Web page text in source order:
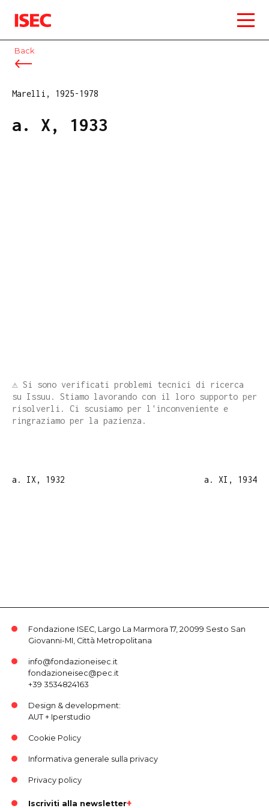
ISEC
Back
Marelli, 1925-1978
a. X, 1933
⚠️ Si sono verificati problemi tecnici di ricerca
su Issuu. Stiamo lavorando con il loro supporto per
risolverli. Ci scusiamo per l'inconveniente e
ringraziamo per la pazienza.
a. IX, 1932 a. XI, 1934
Fondazione ISEC, Largo La Marmora 17, 20099 Sesto San
Giovanni-MI, Città Metropolitana
info@fondazioneisec.it
fondazioneisec@pec.it
+39 3534824163
Design & development:
AUT+ Iperstudio
Cookie Policy
Informativa generale sulla privacy
Privacy policy
Iscriviti alla newsletter